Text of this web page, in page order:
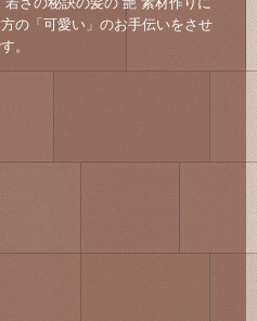
の「可愛い」のお手伝いをさせ
。